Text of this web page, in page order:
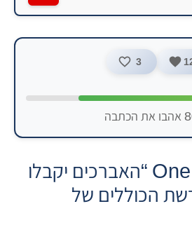
3
One response to “האברכים יקבלו
הכוללים של